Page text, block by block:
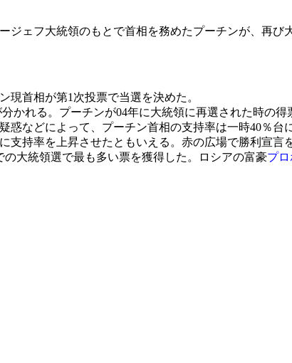
ェフ大統領のもとで首相を務めたプーチンが、再び
首相が第1次投票で当選を決めた。
かれる。プーチンが04年に大統領に再選された時の得
惑などによって、プーチン首相の支持率は一時40％
支持率を上昇させたともいえる。赤の広場で勝利宣言
の大統領選で最も多い票を獲得した。ロシアの富豪プロ